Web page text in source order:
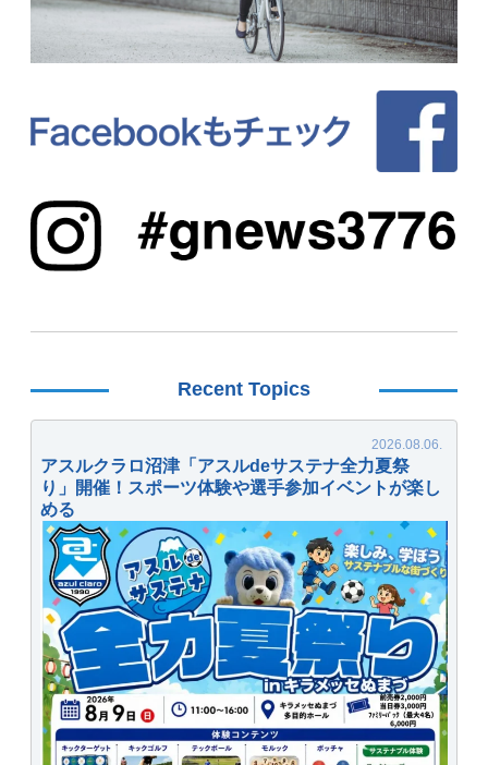
Recent Topics
アスルクラロ沼津「アスルdeサステナ全力夏祭
り」開催！スポーツ体験や選手参加イベントが楽し
める